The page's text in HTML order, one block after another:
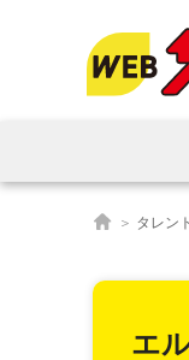
タレン
エ